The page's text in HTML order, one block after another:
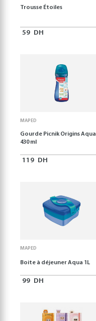
Trousse Étoiles
59 DH
MAPED
Gourde Picnik Origins Aqua
430 ml
119 DH
MAPED
Boite à déjeuner Aqua 1L
99 DH